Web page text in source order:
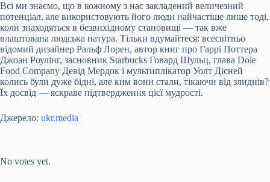
Всі ми знаємо, що в кожному з нас закладений величезний
потенціал, але використовують його люди найчастіше лише тоді,
коли знаходяться в безвихідному становищі — так вже
влаштована людська натура. Тільки вдумайтеся: всесвітньо
відомий дизайнер Ральф Лорен, автор книг про Гаррі Поттера
Джоан Роулінг, засновник Starbucks Говард Шульц, глава Dole
Food Company Девід Мердок і мультиплікатор Уолт Дісней
колись були дуже бідні, але ким вони стали, тікаючи від злиднів?
Їх досвід — яскраве підтвердження цієї мудрості.
Джерело: ukr.media
No votes yet.